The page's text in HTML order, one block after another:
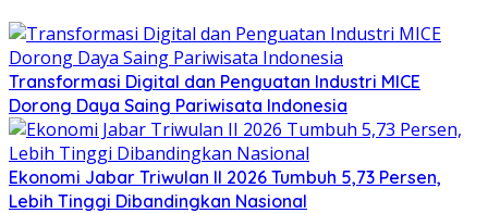
Transformasi Digital dan Penguatan Industri MICE
Dorong Daya Saing Pariwisata Indonesia
Ekonomi Jabar Triwulan II 2026 Tumbuh 5,73 Persen,
Lebih Tinggi Dibandingkan Nasional